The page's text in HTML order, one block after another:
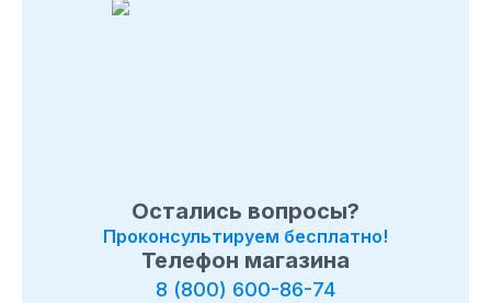
Остались вопросы?
Проконсультируем бесплатно!
Телефон магазина
8 (800) 600-86-74